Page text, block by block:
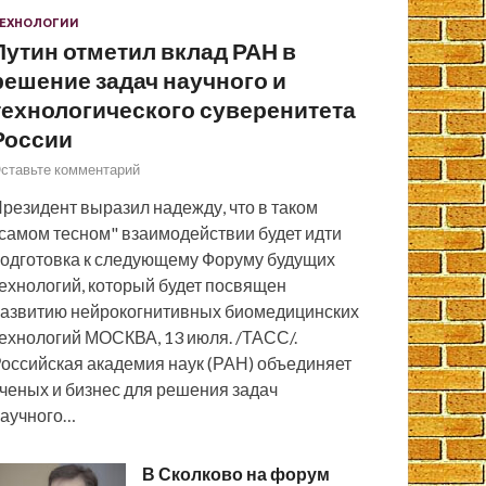
отметил вклад РАН в
задач научного и
суверенитета
комментарий
выразил надежду, что в таком
тесном" взаимодействии будет идти
к следующему Форуму будущих
который будет посвящен
нейрокогнитивных биомедицинских
МОСКВА, 13 июля. /ТАСС/.
академия наук (РАН) объединяет
и бизнес для решения задач
В Сколково на форум